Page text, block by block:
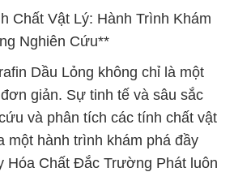
Chất Vật Lý: Hành Trình Khám
Nghiên Cứu**
Dầu Lỏng không chỉ là một
giản. Sự tinh tế và sâu sắc
và phân tích các tính chất vật
một hành trình khám phá đầy
Hóa Chất Đắc Trường Phát luôn